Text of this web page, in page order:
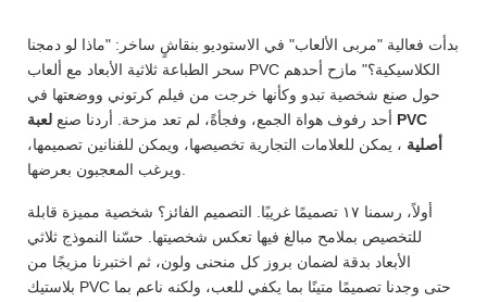
بدأت فعالية "مربى الألعاب" في الاستوديو بنقاشٍ ساخر: "ماذا لو دمجنا
سحر الطباعة ثلاثية الأبعاد مع ألعاب PVC الكلاسيكية؟" مازح أحدهم
حول صنع شخصية تبدو وكأنها خرجت من فيلم كرتوني ووضعتها في
أحد رفوف هواة الجمع، وفجأةً، لم تعد مزحة. أردنا صنع لعبة PVC
أصلية ، يمكن للعلامات التجارية تخصيصها، ويمكن للفنانين تصميمها،
ويرغب المعجبون بعرضها.
أولاً، رسمنا ١٧ تصميمًا غريبًا. التصميم الفائز؟ شخصية مميزة قابلة
للتخصيص بملامح مبالغ فيها تعكس شخصيتها. حسّنا النموذج ثلاثي
الأبعاد بدقة لضمان بروز كل منحنى ولون، ثم اختبرنا مزيجًا من
بلاستيك PVC حتى وجدنا تصميمًا متينًا بما يكفي للعب، ولكنه ناعم بما